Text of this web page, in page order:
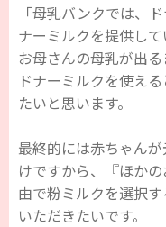
「母乳バンクでは、
ナーミルクを提供して
お母さんの母乳が出る
ドナーミルクを使え
たいと思います。
最終的には赤ちゃん
けですから、『ほか
由で粉ミルクを選択
いただきたいです。